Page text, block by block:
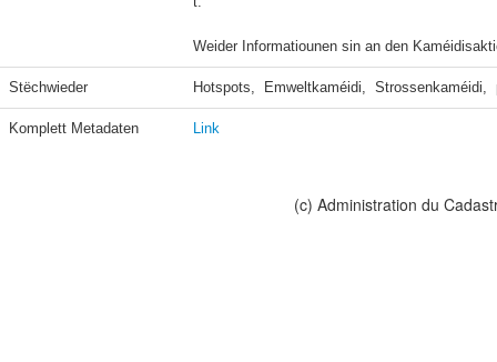
Weider Informatiounen sin an den
Stëchwieder Hotspots,  Emweltkaméidi,  Strossenkaméidi,
Komplett Metadaten Link
(c) Administration du